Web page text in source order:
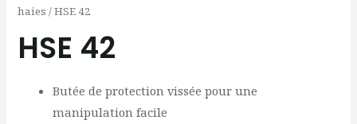
haies / HSE 42
HSE 42
Butée de protection vissée pour une
manipulation facile